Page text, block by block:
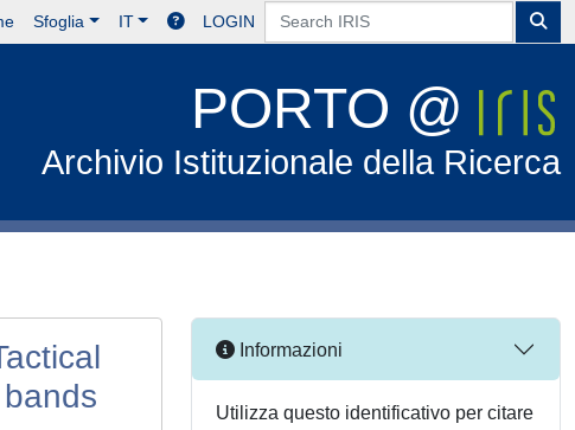
Sfoglia IT LOGIN
PORTO @
Archivio Istituzionale della Ricerca
Informazioni
Utilizza questo identificativo per citare